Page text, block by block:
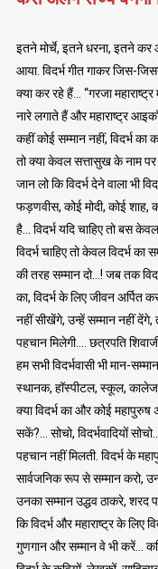
इतने मोर्चे, इतने धरना, इतने
आया. विदर्भ गीत गाकर जिस-जिसने
क्या कर रहे हैं… “गरजा
नारे लगाते हैं और महाराष्ट्र
कहीं कोई सम्मान नहीं, विदर्भ का
तो क्या केवल सत्तासुख के नाम पर
जान लो कि विदर्भ देने वाला भी
फड़णवीस, कोई मोदी, कोई शाह,
है… विदर्भ यदि चाहिए तो बस
विदर्भ चाहिए तो केवल विदर्भ का
की तरह सम्मान दो…! जब तक
का, विदर्भ के लिए जीवन अर्पित
नहीं सीखेंगे, उन्हें सम्मान नहीं
पहचान मिलेगी…. छत्रपति
हम सभी विदर्भवासी भी मान-
स्थानक, हॉस्पीटल, स्कूल, कालेज
क्या विदर्भ का और कोई महापुरुष
सकें?… सोचो, विदर्भवादियों
पहचान नहीं मिलती. विदर्भ के
सार्वजनिक रूप से सम्मान करो,
उनका सम्मान उद्धव ठाकरे, शरद
कि विदर्भ और महाराष्ट्र के
गुणगान और सम्मान वे भी करें…